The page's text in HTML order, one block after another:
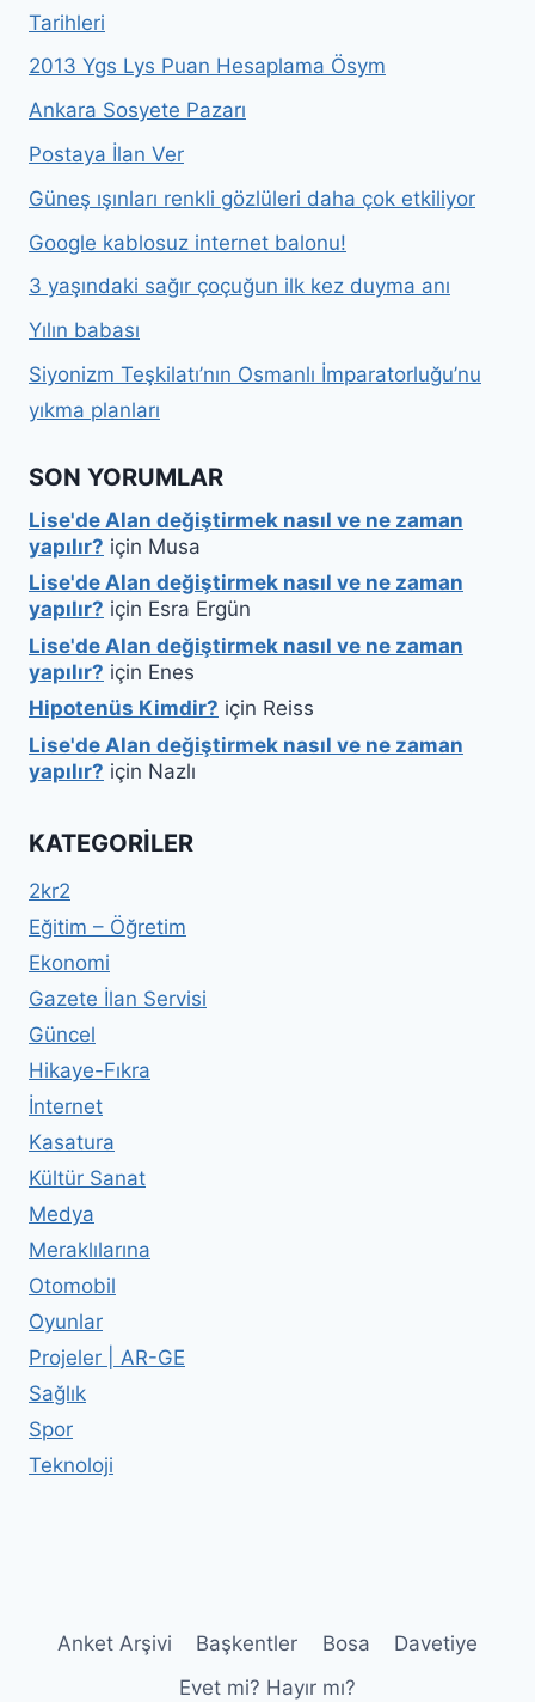
Tarihleri
2013 Ygs Lys Puan Hesaplama Ösym
Ankara Sosyete Pazarı
Postaya İlan Ver
Güneş ışınları renkli gözlüleri daha çok etkiliyor
Google kablosuz internet balonu!
3 yaşındaki sağır çoçuğun ilk kez duyma anı
Yılın babası
Siyonizm Teşkilatı’nın Osmanlı İmparatorluğu’nu
yıkma planları
SON YORUMLAR
Lise'de Alan değiştirmek nasıl ve ne zaman
yapılır? için Musa
Lise'de Alan değiştirmek nasıl ve ne zaman
yapılır? için Esra Ergün
Lise'de Alan değiştirmek nasıl ve ne zaman
yapılır? için Enes
Hipotenüs Kimdir? için Reiss
Lise'de Alan değiştirmek nasıl ve ne zaman
yapılır? için Nazlı
KATEGORILER
2kr2
Eğitim – Öğretim
Ekonomi
Gazete İlan Servisi
Güncel
Hikaye-Fıkra
İnternet
Kasatura
Kültür Sanat
Medya
Meraklılarına
Otomobil
Oyunlar
Projeler | AR-GE
Sağlık
Spor
Teknoloji
Anket Arşivi Başkentler Bosa
Davetiye
Evet mi? Hayır mı?